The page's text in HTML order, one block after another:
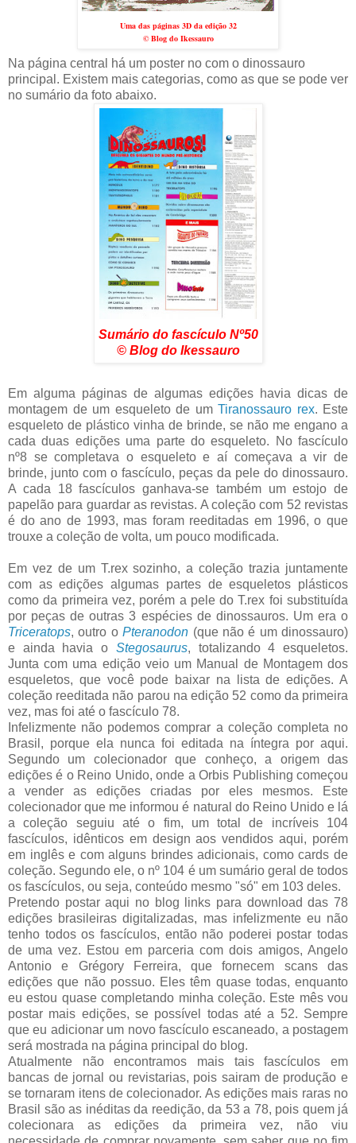
Uma das páginas 3D da edição 32
© Blog do Ikessauro
Na página central há um poster no com o dinossauro
principal. Existem mais categorias, como as que se pode ver
no sumário da foto abaixo.
Sumário do fascículo Nº50
© Blog do Ikessauro
Em alguma páginas de algumas edições havia dicas de
montagem de um esqueleto de um Tiranossauro rex. Este
esqueleto de plástico vinha de brinde, se não me engano a
cada duas edições uma parte do esqueleto. No fascículo
nº8 se completava o esqueleto e aí começava a vir de
brinde, junto com o fascículo, peças da pele do dinossauro.
A cada 18 fascículos ganhava-se também um estojo de
papelão para guardar as revistas. A coleção com 52 revistas
é do ano de 1993, mas foram reeditadas em 1996, o que
trouxe a coleção de volta, um pouco modificada.
Em vez de um T.rex sozinho, a coleção trazia juntamente
com as edições algumas partes de esqueletos plásticos
como da primeira vez, porém a pele do T.rex foi substituída
por peças de outras 3 espécies de dinossauros. Um era o
Triceratops, outro oPteranodon (que não é um dinossauro)
e ainda havia o Stegosaurus, totalizando 4 esqueletos.
Junta com uma edição veio um Manual de Montagem dos
esqueletos, que você pode baixar na lista de edições. A
coleção reeditada não parou na edição 52 como da primeira
vez, mas foi até o fascículo 78.
Infelizmente não podemos comprar a coleção completa no
Brasil, porque ela nunca foi editada na íntegra por aqui.
Segundo um colecionador que conheço, a origem das
edições é o Reino Unido, onde a Orbis Publishing começou
a vender as edições criadas por eles mesmos. Este
colecionador que me informou é natural do Reino Unido e lá
a coleção seguiu até o fim, um total de incríveis 104
fascículos, idênticos em design aos vendidos aqui, porém
em inglês e com alguns brindes adicionais, como cards de
coleção. Segundo ele, o nº 104 é um sumário geral de todos
os fascículos, ou seja, conteúdo mesmo "só" em 103 deles.
Pretendo postar aqui no blog links para download das 78
edições brasileiras digitalizadas, mas infelizmente eu não
tenho todos os fascículos, então não poderei postar todas
de uma vez. Estou em parceria com dois amigos, Angelo
Antonio e Grégory Ferreira, que fornecem scans das
edições que não possuo. Eles têm quase todas, enquanto
eu estou quase completando minha coleção. Este mês vou
postar mais edições, se possível todas até a 52. Sempre
que eu adicionar um novo fascículo escaneado, a postagem
será mostrada na página principal do blog.
Atualmente não encontramos mais tais fascículos em
bancas de jornal ou revistarias, pois sairam de produção e
se tornaram itens de colecionador. As edições mais raras no
Brasil são as inéditas da reedição, da 53 a 78, pois quem já
colecionara as edições da primeira vez, não viu